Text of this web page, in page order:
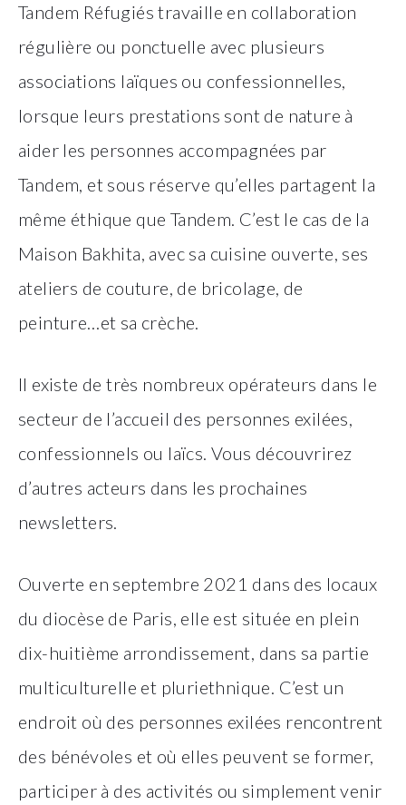
Tandem Réfugiés travaille en collaboration
régulière ou ponctuelle avec plusieurs
associations laïques ou confessionnelles,
lorsque leurs prestations sont de nature à
aider les personnes accompagnées par
Tandem, et sous réserve qu’elles partagent la
même éthique que Tandem. C’est le cas de la
Maison Bakhita, avec sa cuisine ouverte, ses
ateliers de couture, de bricolage, de
peinture…et sa crèche.
Il existe de très nombreux opérateurs dans le
secteur de l’accueil des personnes exilées,
confessionnels ou laïcs. Vous découvrirez
d’autres acteurs dans les prochaines
newsletters.
Ouverte en septembre 2021 dans des locaux
du diocèse de Paris, elle est située en plein
dix-huitième arrondissement, dans sa partie
multiculturelle et pluriethnique. C’est un
endroit où des personnes exilées rencontrent
des bénévoles et où elles peuvent se former,
participer à des activités ou simplement venir